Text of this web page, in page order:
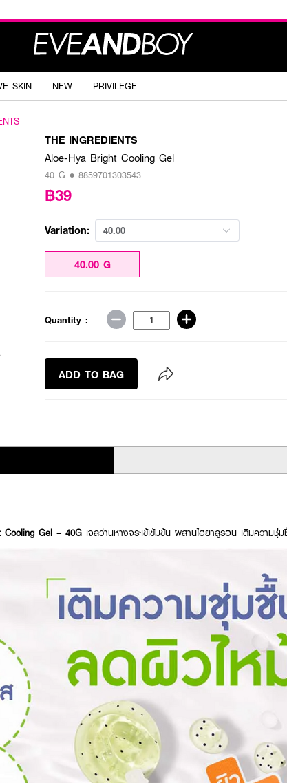
SKIN NEW PRIVILEGE
THE INGREDIENTS
Aloe-Hya Bright Cooling Gel
40 G • 8859701303543
฿39
Variation: 40.00
40.00 G
Quantity :
ADD TO BAG
Cooling Gel – 40G เจลว่านหางจระเข้เข้มข้น ผสานไฮยาลูรอน เติมความชุ่